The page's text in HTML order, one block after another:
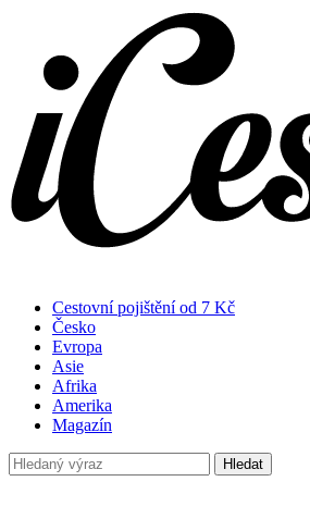
Cestovní pojištění od 7 Kč
Česko
Evropa
Asie
Afrika
Amerika
Magazín
Hledat